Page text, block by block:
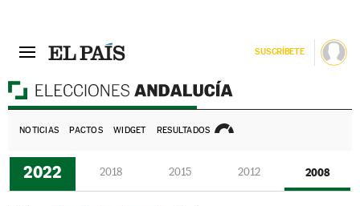
SUSCRÍBETE
NOTICIAS PACTOS WIDGET RESULTADOS
2022 2018 2015 2012 2008